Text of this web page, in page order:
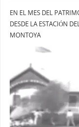
EN EL MES DEL
DESDE LA ESTACIÓN
MONTOYA